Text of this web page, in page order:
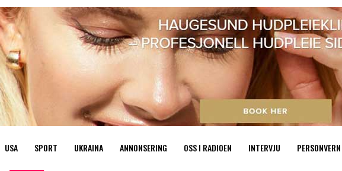
USA SPORT UKRAINA ANNONSERING OSS I RADIOEN INTERVJU PERSONVERN